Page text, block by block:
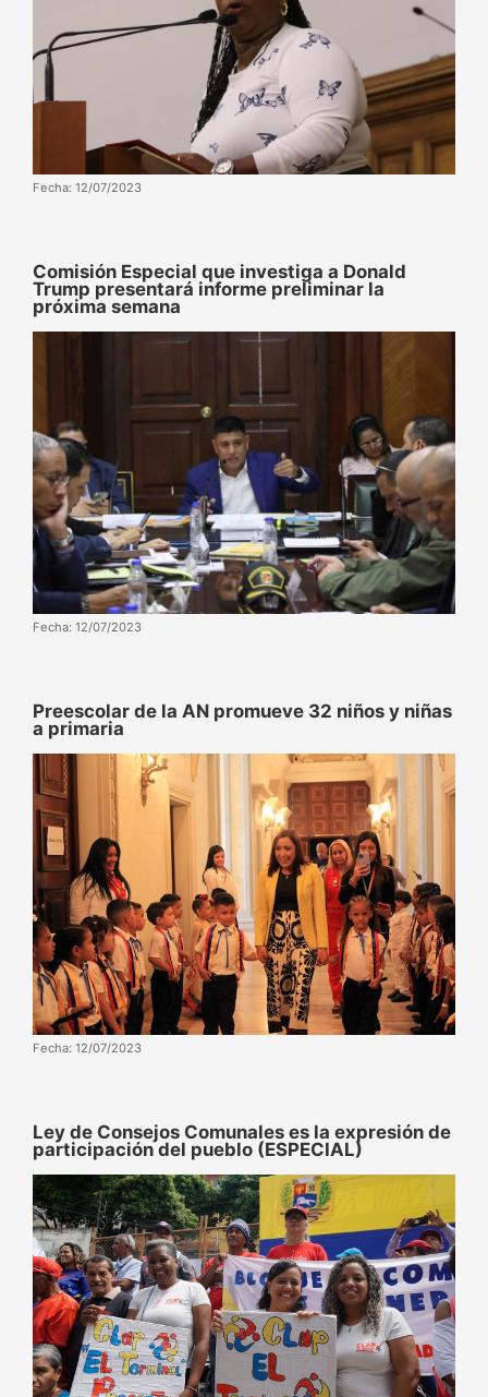
Fecha: 12/07/2023
Comisión Especial que investiga a Donald
Trump presentará informe preliminar la
próxima semana
Fecha: 12/07/2023
Preescolar de la AN promueve 32 niños y niñas
a primaria
Fecha: 12/07/2023
Ley de Consejos Comunales es la expresión de
participación del pueblo (ESPECIAL)